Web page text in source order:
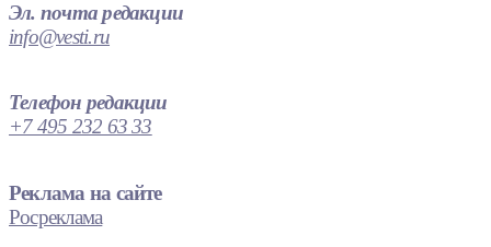
Эл. почта редакции
info@vesti.ru
Телефон редакции
+7 495 232 63 33
Реклама на сайте
Росреклама